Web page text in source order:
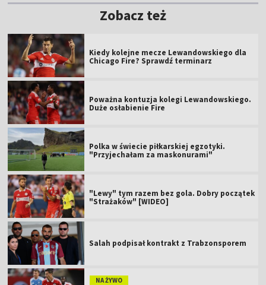
Zobacz też
Kiedy kolejne mecze Lewandowskiego dla
Chicago Fire? Sprawdź terminarz
Poważna kontuzja kolegi Lewandowskiego.
Duże osłabienie Fire
Polka w świecie piłkarskiej egzotyki.
"Przyjechałam za maskonurami"
"Lewy" tym razem bez gola. Dobry początek
"Strażaków" [WIDEO]
Salah podpisał kontrakt z Trabzonsporem
NA ŻYWO